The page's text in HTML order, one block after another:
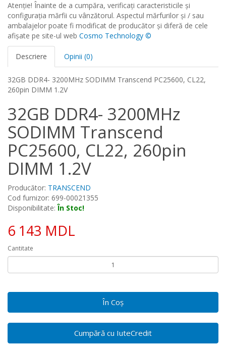
Atenţie! Înainte de a cumpăra, verificați caracteristicile și
configurația mărfii cu vânzătorul. Aspectul mărfurilor și / sau
ambalajelor poate fi modificat de producător și diferă de cele
afișate pe site-ul web Cosmo Technology ©
Descriere Opinii (0)
32GB DDR4- 3200MHz SODIMM Transcend PC25600, CL22,
260pin DIMM 1.2V
32GB DDR4- 3200MHz
SODIMM Transcend
PC25600, CL22, 260pin
DIMM 1.2V
Producător: TRANSCEND
Cod furnizor: 699-00021355
Disponibilitate:În Stoc!
6 143 MDL
Cantitate
În Coş
Cumpără cu IuteCredit